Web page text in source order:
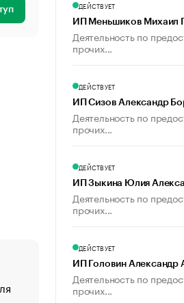
«От спорта тело стареет
ДЕЙСТВУЕТ
ИП Меньшиков Михаил
Деятельность по
прочих...
ДЕЙСТВУЕТ
ИП Сизов Александр
Деятельность по
прочих...
ДЕЙСТВУЕТ
ИП Зыкина Юлия
Деятельность по
прочих...
ДЕЙСТВУЕТ
ИП Головин Александр
Деятельность по
прочих...